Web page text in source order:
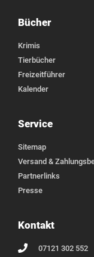
Bücher
Krimis
Tierbücher
Freizeitführer
Kalender
Service
Sitemap
Versand &
Partnerlinks
Presse
Kontakt
07121 302 552